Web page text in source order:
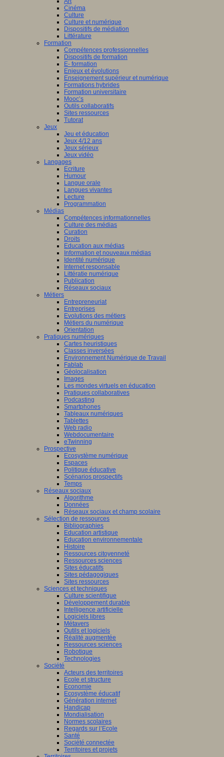
Cinéma
Culture
Culture et numérique
Dispositifs de médiation
Littérature
Formation
Compétences professionnelles
Dispositifs de formation
E- formation
Enjeux et évolutions
Enseignement supérieur et numérique
Formations hybrides
Formation universitaire
Mooc’s
Outils collaboratifs
Sites ressources
Tutorat
Jeux
Jeu et éducation
Jeux 4/12 ans
Jeux sérieux
Jeux vidéo
Langages
Ecriture
Humour
Langue orale
Langues vivantes
Lecture
Programmation
Médias
Compétences informationnelles
Culture des médias
Curation
Droits
Education aux médias
Information et nouveaux médias
Identité numérique
Internet responsable
Littératie numérique
Publication
Réseaux sociaux
Métiers
Entrepreneuriat
Entreprises
Evolutions des métiers
Métiers du numérique
Orientation
Pratiques numériques
Cartes heuristiques
Classes inversées
Environnement Numérique de Travail
Fablab
Géolocalisation
Images
Les mondes virtuels en éducation
Pratiques collaboratives
Podcasting
Smartphones
Tableaux numériques
Tablettes
Web radio
Webdocumentaire
eTwinning
Prospective
Ecosystème numérique
Espaces
Politique éducative
Scénarios prospectifs
Temps
Réseaux sociaux
Algorithme
Données
Réseaux sociaux et champ scolaire
Sélection de ressources
Bibliographies
Education artistique
Education environnementale
Histoire
Ressources citoyenneté
Ressources sciences
Sites éducatifs
Sites pédagogiques
Sites ressources
Sciences et techniques
Culture scientifique
Développement durable
Intelligence artificielle
Logiciels libres
Métavers
Outils et logiciels
Réalité augmentée
Ressources sciences
Robotique
Technologies
Société
Acteurs des territoires
Ecole et structure
Economie
Ecosystème éducatif
Génération internet
Handicap
Mondialisation
Normes scolaires
Regards sur l’Ecole
Santé
Société connectée
Territoires et projets